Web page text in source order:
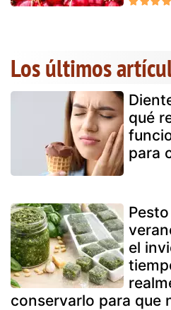
Los últimos
qué
para
el
conservarlo para que